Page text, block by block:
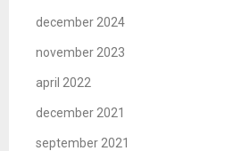
december 2024
november 2023
april 2022
december 2021
september 2021